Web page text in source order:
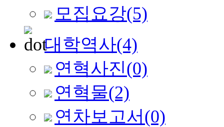
모집요강(5)
대학역사(4)
연혁사진(0)
연혁물(2)
연차보고서 (0)